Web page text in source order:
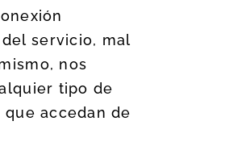
servicio, mal
nos
tipo de
accedan de